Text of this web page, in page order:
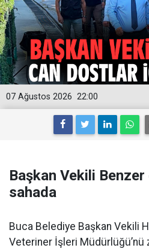
22:00
07 Ağustos 2026
Başkan Vekili
sahada
Buca Belediye Başkan Vekili
Veteriner İşleri